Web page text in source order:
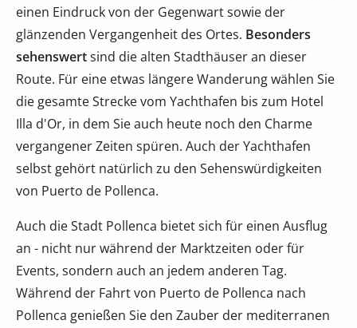
einen Eindruck von der Gegenwart sowie der
glänzenden Vergangenheit des Ortes. Besonders
sehenswertsind die alten Stadthäuser an dieser
Route. Für eine etwas längere Wanderung wählen Sie
die gesamte Strecke vom Yachthafen bis zum Hotel
Illa d'Or, in dem Sie auch heute noch den Charme
vergangener Zeiten spüren. Auch der Yachthafen
selbst gehört natürlich zu den Sehenswürdigkeiten
von Puerto de Pollenca.
Auch die Stadt Pollenca bietet sich für einen Ausflug
an - nicht nur während der Marktzeiten oder für
Events, sondern auch an jedem anderen Tag.
Während der Fahrt von Puerto de Pollenca nach
Pollenca genießen Sie den Zauber der mediterranen